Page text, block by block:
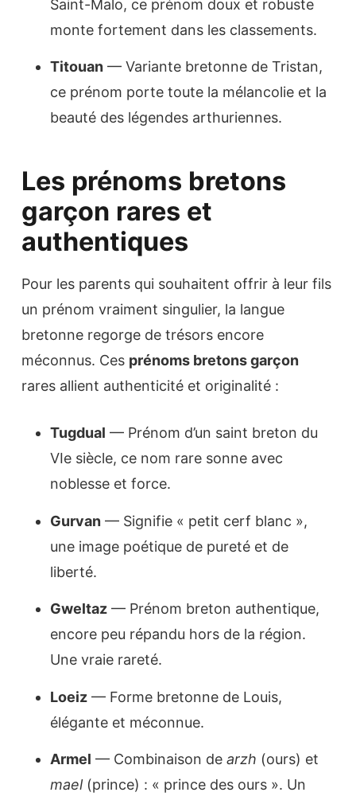
Saint-Malo, ce prénom doux et robuste
monte fortement dans les classements.
Titouan — Variante bretonne de Tristan,
ce prénom porte toute la mélancolie et la
beauté des légendes arthuriennes.
Les prénoms bretons
garçon rares et
authentiques
Pour les parents qui souhaitent offrir à leur fils
un prénom vraiment singulier, la langue
bretonne regorge de trésors encore
méconnus. Ces prénoms bretons garçon
rares allient authenticité et originalité :
Tugdual — Prénom d’un saint breton du
VIe siècle, ce nom rare sonne avec
noblesse et force.
Gurvan — Signifie « petit cerf blanc »,
une image poétique de pureté et de
liberté.
Gweltaz — Prénom breton authentique,
encore peu répandu hors de la région.
Une vraie rareté.
Loeiz — Forme bretonne de Louis,
élégante et méconnue.
Armel — Combinaison de arzh (ours) et
mael(prince) : « prince des ours ». Un